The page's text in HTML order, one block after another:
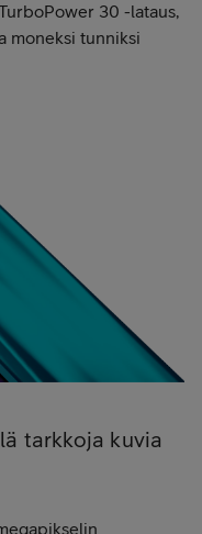
30 -lataus,
moneksi tunniksi
tarkkoja kuvia